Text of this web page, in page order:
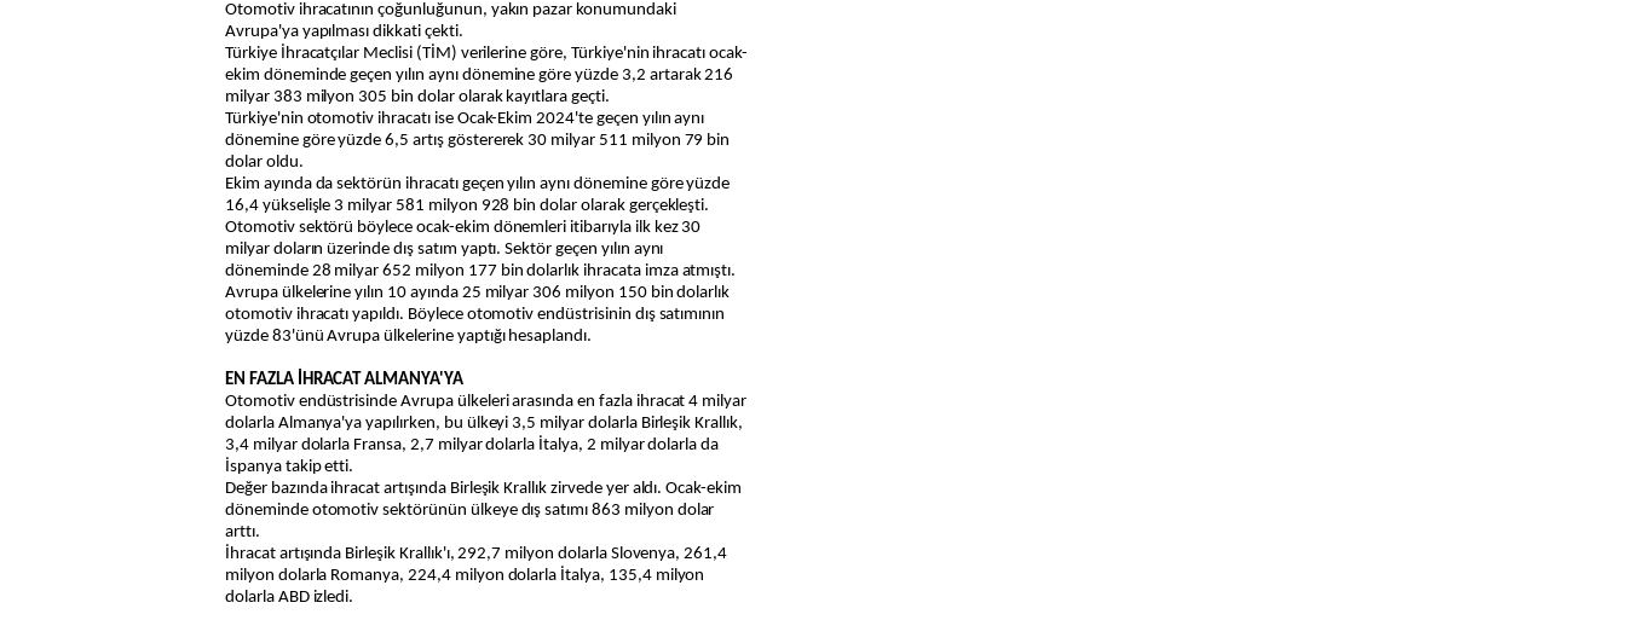
Otomotiv ihracatının çoğunluğunun, yakın pazar konumundaki
Avrupa'ya yapılması dikkati çekti.
Türkiye İhracatçılar Meclisi (TİM) verilerine göre, Türkiye'nin ihracatı ocak-
ekim döneminde geçen yılın aynı dönemine göre yüzde 3,2 artarak 216
milyar 383 milyon 305 bin dolar olarak kayıtlara geçti.
Türkiye'nin otomotiv ihracatı ise Ocak-Ekim 2024'te geçen yılın aynı
dönemine göre yüzde 6,5 artış göstererek 30 milyar 511 milyon 79 bin
dolar oldu.
Ekim ayında da sektörün ihracatı geçen yılın aynı dönemine göre yüzde
16,4 yükselişle 3 milyar 581 milyon 928 bin dolar olarak gerçekleşti.
Otomotiv sektörü böylece ocak-ekim dönemleri itibarıyla ilk kez 30
milyar doların üzerinde dış satım yaptı. Sektör geçen yılın aynı
döneminde 28 milyar 652 milyon 177 bin dolarlık ihracata imza atmıştı.
Avrupa ülkelerine yılın 10 ayında 25 milyar 306 milyon 150 bin dolarlık
otomotiv ihracatı yapıldı. Böylece otomotiv endüstrisinin dış satımının
yüzde 83'ünü Avrupa ülkelerine yaptığı hesaplandı.
EN FAZLA İHRACAT ALMANYA'YA
Otomotiv endüstrisinde Avrupa ülkeleri arasında en fazla ihracat 4 milyar
dolarla Almanya'ya yapılırken, bu ülkeyi 3,5 milyar dolarla Birleşik Krallık,
3,4 milyar dolarla Fransa, 2,7 milyar dolarla İtalya, 2 milyar dolarla da
İspanya takip etti.
Değer bazında ihracat artışında Birleşik Krallık zirvede yer aldı. Ocak-ekim
döneminde otomotiv sektörünün ülkeye dış satımı 863 milyon dolar
arttı.
İhracat artışında Birleşik Krallık'ı, 292,7 milyon dolarla Slovenya, 261,4
milyon dolarla Romanya, 224,4 milyon dolarla İtalya, 135,4 milyon
dolarla ABD izledi.